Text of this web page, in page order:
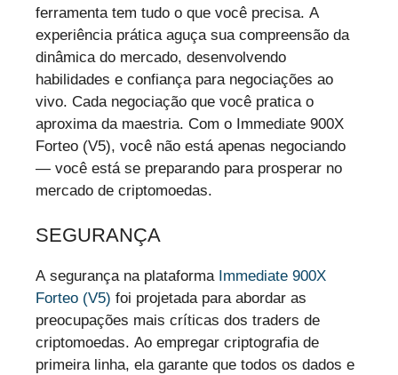
ferramenta tem tudo o que você precisa. A
experiência prática aguça sua compreensão da
dinâmica do mercado, desenvolvendo
habilidades e confiança para negociações ao
vivo. Cada negociação que você pratica o
aproxima da maestria. Com o Immediate 900X
Forteo (V5), você não está apenas negociando
— você está se preparando para prosperar no
mercado de criptomoedas.
SEGURANÇA
A segurança na plataforma Immediate 900X
Forteo (V5) foi projetada para abordar as
preocupações mais críticas dos traders de
criptomoedas. Ao empregar criptografia de
primeira linha, ela garante que todos os dados e